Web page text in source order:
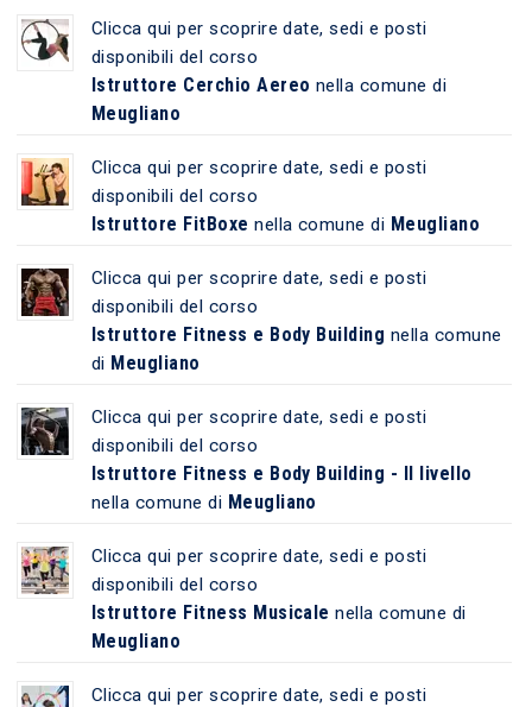
Clicca qui per scoprire date, sedi e posti
disponibili del corso
Istruttore Cerchio Aereo nella comune di
Meugliano
Clicca qui per scoprire date, sedi e posti
disponibili del corso
Istruttore FitBoxe nella comune di Meugliano
Clicca qui per scoprire date, sedi e posti
disponibili del corso
Istruttore Fitness e Body Building nella comune
di Meugliano
Clicca qui per scoprire date, sedi e posti
disponibili del corso
Istruttore Fitness e Body Building - II livello
nella comune di Meugliano
Clicca qui per scoprire date, sedi e posti
disponibili del corso
Istruttore Fitness Musicale nella comune di
Meugliano
Clicca qui per scoprire date, sedi e posti